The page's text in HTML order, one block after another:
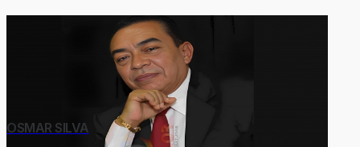
OSMAR SILVA